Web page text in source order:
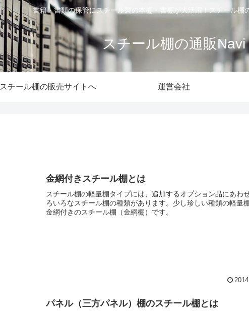
書籍・書類の保管にスチール製の本棚・書棚が大活躍！スチール棚
スチール棚の通販Navi
スチール棚の販売サイトへ 運営会社
金網付きスチール棚とは
スチール棚の軽量棚タイプには、追加するオプション品にあわ
ろいろなスチール棚の種類があります。少し珍しい種類の軽量棚
金網付きのスチール棚（金網棚）です。
パネル（三方パネル）棚のスチール棚とは